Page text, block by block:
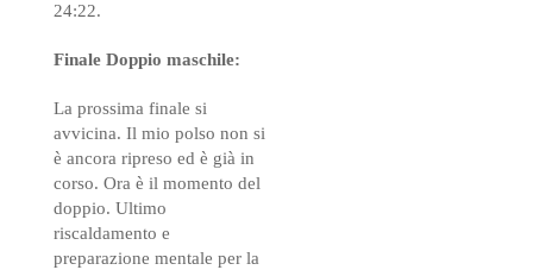
24:22.
Finale Doppio maschile:
La prossima finale si
avvicina. Il mio polso non si
è ancora ripreso ed è già in
corso. Ora è il momento del
doppio. Ultimo
riscaldamento e
preparazione mentale per la